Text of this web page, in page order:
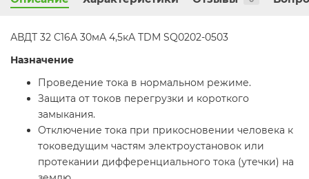
АВДТ 32 C16А 30мА 4,5кА TDM SQ0202-0503
Назначение
Проведение тока в нормальном режиме.
Защита от токов перегрузки и короткого
замыкания.
Отключение тока при прикосновении человека к
токоведущим частям электроустановок или
протекании дифференциального тока (утечки) на